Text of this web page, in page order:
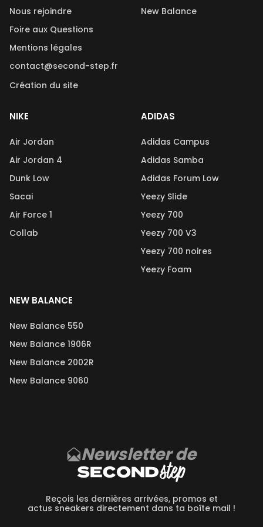
Nous rejoindre
Foire aux Questions
Mentions légales
contact@second-step.fr
Création du site
New Balance
NIKE
Air Jordan
Air Jordan 4
Dunk Low
Sacai
Air Force 1
Collab
ADIDAS
Adidas Campus
Adidas Samba
Adidas Forum Low
Yeezy Slide
Yeezy 700
Yeezy 700 V3
Yeezy 700 noires
Yeezy Foam
NEW BALANCE
New Balance 550
New Balance 1906R
New Balance 2002R
New Balance 9060
Newsletter de
Reçois les dernières arrivées, promos et
actus sneakers directement dans ta boîte mail !